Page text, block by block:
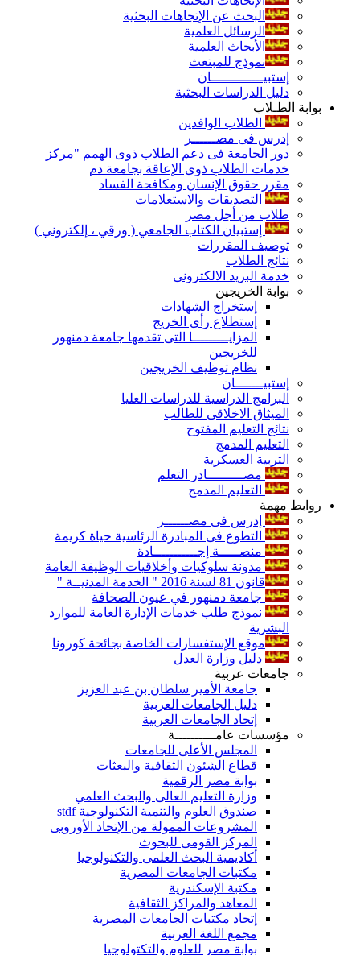
البحث عن الإتجاهات البحثية
الرسائل العلمية
الأبحاث العلمية
نموذج للمبتعث
إستبيـــــــــــــان
دليل الدراسات البحثية
بوابة الطـلاب
الطلاب الوافدين
إدرس فى مصــــــر
دور الجامعة فى دعم الطلاب ذوى الهمم "مركز
خدمات الطلاب ذوى الإعاقة بجامعة دم
مقرر حقوق الإنسان ومكافحة الفساد
التصديقات والاستعلامات
طلاب من أجل مصر
إستبيان الكتاب الجامعي ( ورقي ، إلكتروني )
توصيف المقررات
نتائج الطلاب
خدمة البريد الالكترونى
بوابة الخريجين
إستخراج الشهادات
إستطلاع رأى الخريج
المزايـــــــــا التى تقدمها جامعة دمنهور
للخريجين
نظام توظيف الخريجين
إستبيـــــــان
البرامج الدراسية للدراسات العليا
الميثاق الاخلاقى للطالب
نتائج التعليم المفتوح
التعليم المدمج
التربية العسكرية
مصـــــــــادر التعلم
التعليم المدمج
روابط مهمة
إدرس فى مصــــــر
التطوع فى المبادرة الرئاسية حياة كريمة
منصـــــة إجـــــــــــادة
مدونة سلوكيات وأخلاقيات الوظيفة العامة
قانون 81 لسنة 2016 " الخدمة المدنيــة "
جامعة دمنهور في عيون الصحافة
نموذج طلب خدمات الإدارة العامة للموارد
البشرية
موقع الإستفسارات الخاصة بجائحة كورونا
دليل وزارة العدل
جامعات عربية
جامعة الأمير سلطان بن عبد العزيز
دليل الجامعات العربية
إتحاد الجامعات العربية
مؤسسات عامــــــــــة
المجلس الأعلى للجامعات
قطاع الشئون الثقافية والبعثات
بوابة مصر الرقمية
وزارة التعليم العالى والبحث العلمي
صندوق العلوم والتنمية التكنولوجية stdf
المشروعات الممولة من الإتحاد الأوروبى
المركز القومى للبحوث
أكاديمية البحث العلمى والتكنولوجيا
مكتبات الجامعات المصرية
مكتبة الإسكندرية
المعاهد والمراكز الثقافية
إتحاد مكتبات الجامعات المصرية
مجمع اللغة العربية
بوابة مصر للعلوم والتكتولوجيا